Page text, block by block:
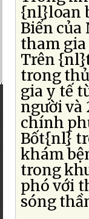
{nl}loan
Biển
tham
Trên
trong
gia y tế
người và
chính
Bốt{nl}
khám
trong
phó với
sóng